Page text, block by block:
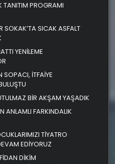
TANITIM PROGRAMI
SOKAK’TA SICAK ASFALT
YENİLEME
SOPACI, İTFAİYE
BİR AKŞAM YAŞADIK
ANLAMLI FARKINDALIK
TİYATRO
EDİYORUZ
DİKİM